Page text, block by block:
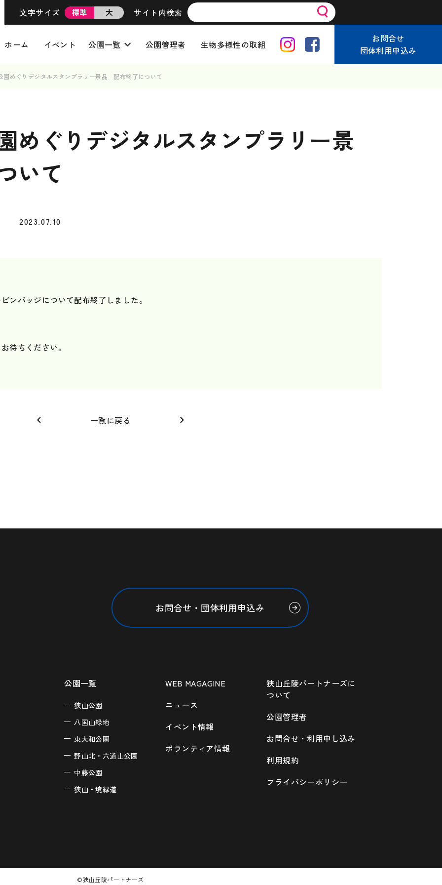
文字サイズ 標準 大 サイト内検索
ホーム イベント 公園一覧 公園管理者 生物多様性の取組
お問合せ
団体利用申込み
園めぐりデジタルスタンプラリー景品 配布終了について
めぐりデジタルスタンプラリー景
いて
2023.07.10
ンバッジについて配布終了しました。
待ちください。
一覧に戻る
お問合せ・団体利用申込み
公園一覧
狭山公園
八国山緑地
東大和公園
野山北・六道山公園
中藤公園
狭山・境緑道
WEB MAGAGINE
ニュース
イベント情報
ボランティア情報
狭山丘陵パートナーズに
ついて
公園管理者
お問合せ・利用申し込み
利用規約
プライバシーポリシー
©狭山丘陵パートナーズ